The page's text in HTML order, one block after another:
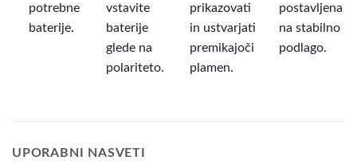
potrebne
baterije.
vstavite
baterije
glede na
polariteto.
prikazovati
in ustvarjati
premikajoči
plamen.
postavljena
na stabilno
podlago.
UPORABNI NASVETI